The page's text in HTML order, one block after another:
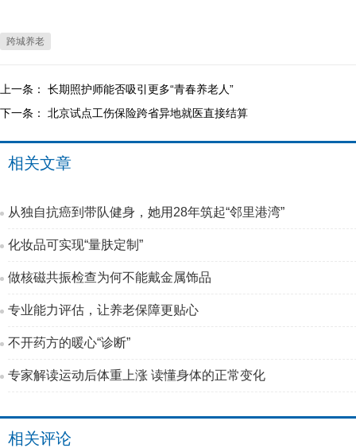
跨城养老
上一条： 长期照护师能否吸引更多“青春养老人”
下一条： 北京试点工伤保险跨省异地就医直接结算
相关文章
从独自抗癌到带队健身，她用28年筑起“邻里港湾”
化妆品可实现“量肤定制”
做核磁共振检查为何不能戴金属饰品
专业能力评估，让养老保障更贴心
不开药方的暖心“诊断”
专家解读运动后体重上涨 读懂身体的正常变化
相关评论